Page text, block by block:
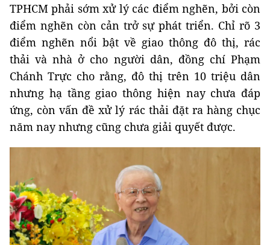
TPHCM phải sớm xử lý các điểm nghẽn, bởi còn
điểm nghẽn còn cản trở sự phát triển. Chỉ rõ 3
điểm nghẽn nổi bật về giao thông đô thị, rác
thải và nhà ở cho người dân, đồng chí Phạm
Chánh Trực cho rằng, đô thị trên 10 triệu dân
nhưng hạ tầng giao thông hiện nay chưa đáp
ứng, còn vấn đề xử lý rác thải đặt ra hàng chục
năm nay nhưng cũng chưa giải quyết được.